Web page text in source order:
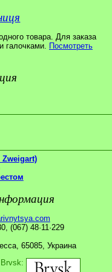
товара. Для заказа
галочками. Посмотреть
Zweigart)
(067) 48·11·229
65085, Украина